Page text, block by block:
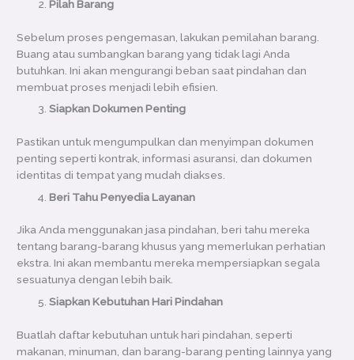
Pilah Barang
Sebelum proses pengemasan, lakukan pemilahan barang.
Buang atau sumbangkan barang yang tidak lagi Anda
butuhkan. Ini akan mengurangi beban saat pindahan dan
membuat proses menjadi lebih efisien.
Siapkan Dokumen Penting
Pastikan untuk mengumpulkan dan menyimpan dokumen
penting seperti kontrak, informasi asuransi, dan dokumen
identitas di tempat yang mudah diakses.
Beri Tahu Penyedia Layanan
Jika Anda menggunakan jasa pindahan, beri tahu mereka
tentang barang-barang khusus yang memerlukan perhatian
ekstra. Ini akan membantu mereka mempersiapkan segala
sesuatunya dengan lebih baik.
Siapkan Kebutuhan Hari Pindahan
Buatlah daftar kebutuhan untuk hari pindahan, seperti
makanan, minuman, dan barang-barang penting lainnya yang